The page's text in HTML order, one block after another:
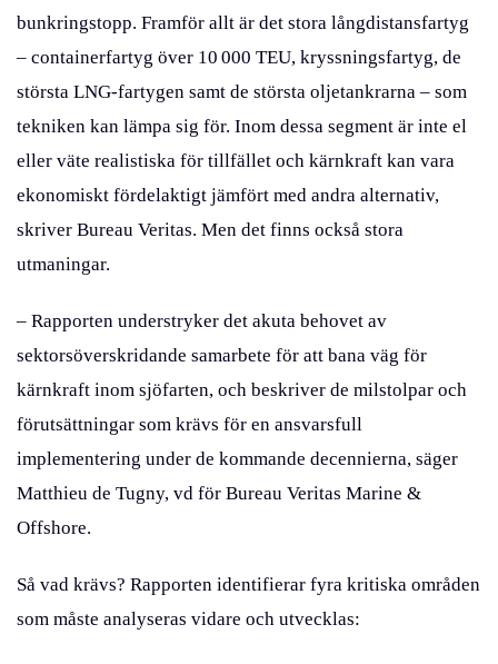
bunkringstopp. Framför allt är det stora långdistansfartyg
– containerfartyg över 10 000 TEU, kryssningsfartyg, de
största LNG-fartygen samt de största oljetankrarna – som
tekniken kan lämpa sig för. Inom dessa segment är inte el
eller väte realistiska för tillfället och kärnkraft kan vara
ekonomiskt fördelaktigt jämfört med andra alternativ,
skriver Bureau Veritas. Men det finns också stora
utmaningar.
– Rapporten understryker det akuta behovet av
sektorsöverskridande samarbete för att bana väg för
kärnkraft inom sjöfarten, och beskriver de milstolpar och
förutsättningar som krävs för en ansvarsfull
implementering under de kommande decennierna, säger
Matthieu de Tugny, vd för Bureau Veritas Marine &
Offshore.
Så vad krävs? Rapporten identifierar fyra kritiska områden
som måste analyseras vidare och utvecklas: